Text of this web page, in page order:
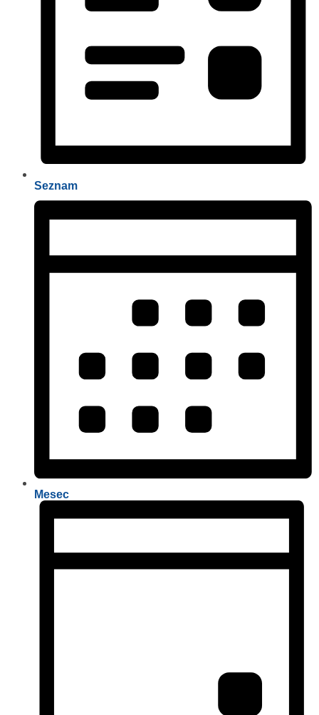
Seznam
Mesec